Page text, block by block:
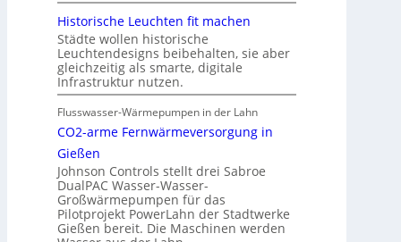
Historische Leuchten fit machen
Städte wollen historische
Leuchtendesigns beibehalten, sie aber
gleichzeitig als smarte, digitale
Infrastruktur nutzen.
Flusswasser-Wärmepumpen in der Lahn
CO2-arme Fernwärmeversorgung in
Gießen
Johnson Controls stellt drei Sabroe
DualPAC Wasser-Wasser-
Großwärmepumpen für das
Pilotprojekt PowerLahn der Stadtwerke
Gießen bereit. Die Maschinen werden